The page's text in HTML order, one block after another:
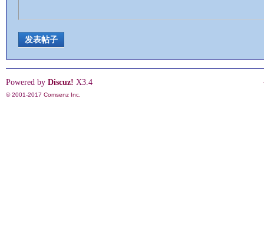
发表帖子
Powered by Discuz! X3.4
© 2001-2017 Comsenz Inc.